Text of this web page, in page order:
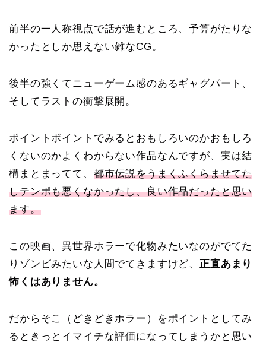
前半の一人称視点で話が進むところ、予算がたりな
かったとしか思えない雑なCG。
後半の強くてニューゲーム感のあるギャグパート、
そしてラストの衝撃展開。
ポイントポイントでみるとおもしろいのかおもしろ
くないのかよくわからない作品なんですが、実は結
構まとまってて、 都市伝説をうまくふくらませてた
しテンポも悪くなかったし、良い作品だったと思い
ます。
この映画、異世界ホラーで化物みたいなのがでてた
りゾンビみたいな人間でてきますけど、正直あまり
怖くはありません。
だからそこ（どきどきホラー）をポイントとしてみ
るときっとイマイチな評価になってしまうかと思い